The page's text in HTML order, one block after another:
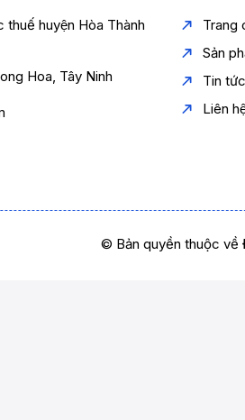
huyện Hòa Thành
Hoa, Tây Ninh
Trang
Sản
Tin tức
Liên
© Bản quyền thuộc về